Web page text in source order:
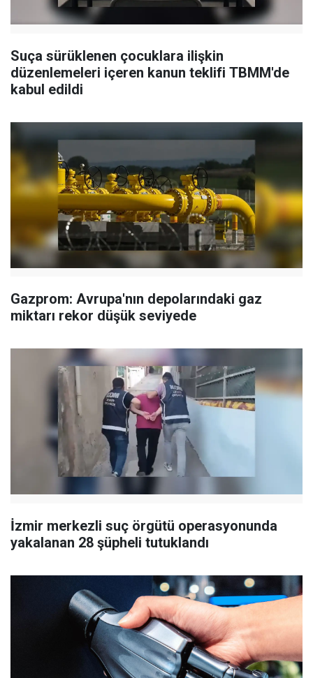
Suça sürüklenen çocuklara ilişkin
düzenlemeleri içeren kanun teklifi TBMM'de
kabul edildi
Gazprom: Avrupa'nın depolarındaki gaz
miktarı rekor düşük seviyede
İzmir merkezli suç örgütü operasyonunda
yakalanan 28 şüpheli tutuklandı